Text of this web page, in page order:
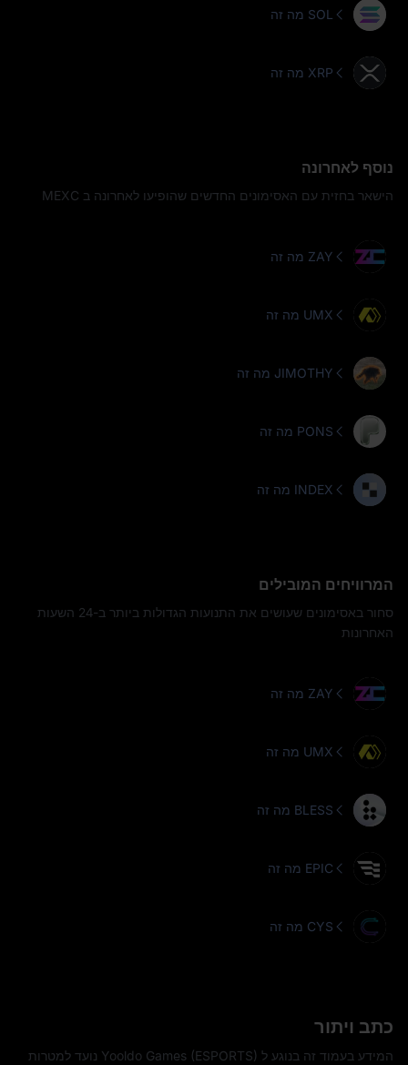
מה זה SOL
מה זה XRP
נוסף לאחרונה
הישאר בחזית עם האסימונים החדשים שהופיעו לאחרונה ב MEXC
מה זה ZAY
מה זה UMX
מה זה JIMOTHY
מה זה PONS
מה זה INDEX
המרוויחים המובילים
סחור באסימונים שעושים את התנועות הגדולות ביותר ב-24 השעות
האחרונות
מה זה ZAY
מה זה UMX
מה זה BLESS
מה זה EPIC
מה זה CYS
כתב ויתור
המידע בעמוד זה בנוגע ל Yooldo Games (ESPORTS) נועד למטרות